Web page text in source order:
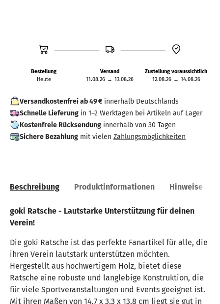
Bestellung
Heute
Versand
11.08.26 → 13.08.26
Zustellung voraussichtlich
12.08.26 → 14.08.26
Versandkostenfrei ab 49 € innerhalb Deutschlands
Schnelle Lieferung in 1–2 Werktagen bei Artikeln auf Lager
Kostenfreie Rücksendung innerhalb von 30 Tagen
Sichere Bezahlung mit vielen Zahlungsmöglichkeiten
Beschreibung Produktinformationen Hinweise
goki Ratsche - Lautstarke Unterstützung für deinen
Verein!
Die goki Ratsche ist das perfekte Fanartikel für alle, die
ihren Verein lautstark unterstützen möchten.
Hergestellt aus hochwertigem Holz, bietet diese
Ratsche eine robuste und langlebige Konstruktion, die
für viele Sportveranstaltungen und Events geeignet ist.
Mit ihren Maßen von 14,7 x 3,3 x 13,8 cm liegt sie gut in